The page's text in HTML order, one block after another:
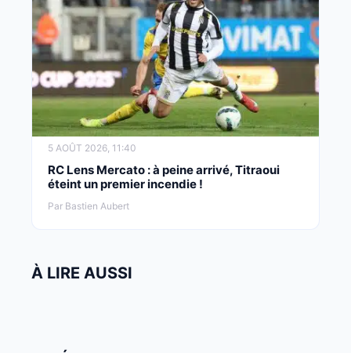
5 AOÛT 2026, 11:40
RC Lens Mercato : à peine arrivé, Titraoui
éteint un premier incendie !
Par Bastien Aubert
À LIRE AUSSI